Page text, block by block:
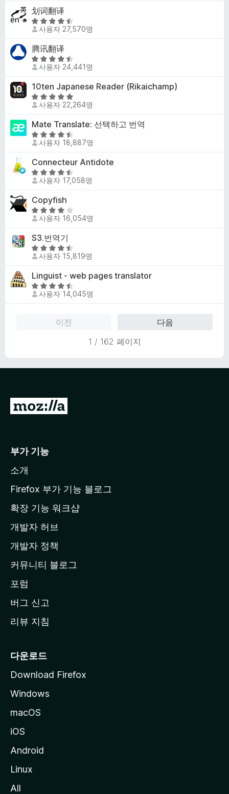
.
8
점
만
점
에
.
4
점
划词翻译
5
점
만
점
에
.
3
점
사용자 27,570명
腾讯翻译
5
점
만
점
에
.
6
점
사용자 24,441명
10ten Japanese Reader (Rikaichamp)
5
점
만
점
에
.
8
점
사용자 22,264명
Mate Translate: 선택하고 번역
5
점
만
점
에
.
3
점
사용자 18,887명
Connecteur Antidote
5
점
만
점
에
.
7
점
사용자 17,058명
Copyfish
5
점
만
점
에
.
1
점
사용자 16,054명
S3.번역기
5
점
만
점
에
사용자 15,819명
Linguist - web pages translator
5
점사용자 14,045명
이전
다음
1 / 162 페이지
M
l
a
페
이
지
이
동
부가 기능
소개
Firefox 부가 기능 블로그
확장 기능 워크샵
개발자 허브
개발자 정책
커뮤니티 블로그
포럼
버그 신고
리뷰 지침
다운로드
Download Firefox
Windows
macOS
iOS
Android
Linux
All